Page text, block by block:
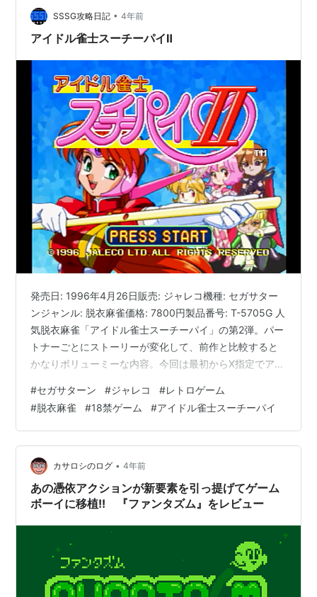
SSSG攻略日記 • 4年前
アイドル雀士スーチーパイⅡ
発売日: 1996年4月26日販売: ジャレコ機種: セガサター
ンジャンル: 脱衣麻雀価格: 7800円製品番号: T-5705G 人
気脱衣麻雀「アイドル雀士スーチーパイ」の第2弾。パー
トナーごとにストーリーが変化して、前作と比較すると
かなりボリューミーな内容。今回は最初からX指定でアー
ナルの「スーチーユキちゃんモード」や、回想モードの
「ミユリの部屋」、そして出演声優のビデオクリップや
インタビューが入ったおまけディスクなど、オマケ要素
がてんこ盛りで充実しています。
#セガサターン #ジャレコ #レトロゲーム
#脱衣麻雀 #18禁ゲーム #アイドル雀士スーチーパイ
カサロシのログ • 4年前
あの憑依アクションが新要素を引っ提げてゲーム
ボーイに移植!! 『ファンタズム』をレビュー